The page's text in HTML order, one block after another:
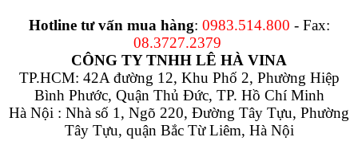
Hotline tư vấn mua hàng: 0983.514.800 - Fax:
08.3727.2379
CÔNG TY TNHH LÊ HÀ VINA
TP.HCM: 42A đường 12, Khu Phố 2, Phường Hiệp
Bình Phước, Quận Thủ Đức, TP. Hồ Chí Minh
Hà Nội : Nhà số 1, Ngõ 220, Đường Tây Tựu, Phường
Tây Tựu, quận Bắc Từ Liêm, Hà Nội